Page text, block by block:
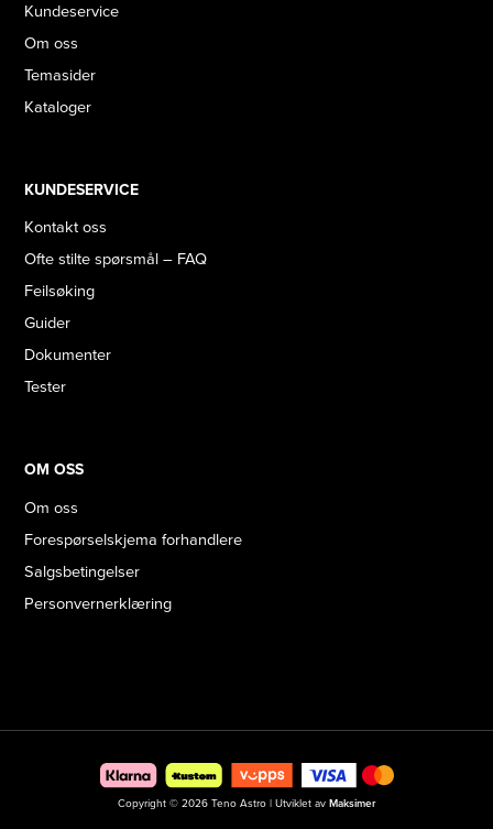
Kundeservice
Om oss
Temasider
Kataloger
KUNDESERVICE
Kontakt oss
Ofte stilte spørsmål – FAQ
Feilsøking
Guider
Dokumenter
Tester
OM OSS
Om oss
Forespørselskjema forhandlere
Salgsbetingelser
Personvernerklæring
Copyright © 2026 Teno Astro | Utviklet av Maksimer